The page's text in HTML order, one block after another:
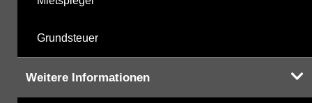
Grundsteuer
Weitere Informationen